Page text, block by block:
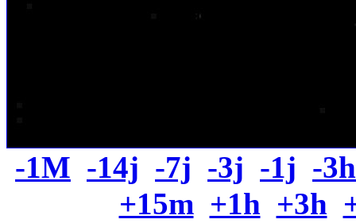
-1M -14j -7j -3j -1j -3h
+15m +1h +3h